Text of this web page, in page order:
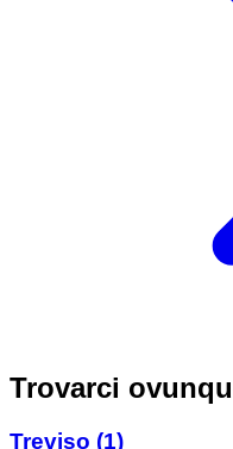
Trovarci
Treviso (1)